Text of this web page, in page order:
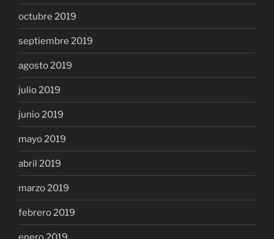
octubre 2019
septiembre 2019
agosto 2019
julio 2019
junio 2019
mayo 2019
abril 2019
marzo 2019
febrero 2019